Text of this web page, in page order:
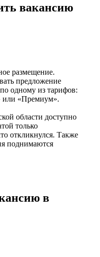
вакансию
размещение.
предложение
одному из тарифов:
или «Премиум».
области доступно
только
откликнулся. Также
поднимаются
в